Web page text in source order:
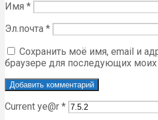
Имя *
Эл.почта *
Сохранить моё имя, email и
браузере для последующих
Current ye@r *